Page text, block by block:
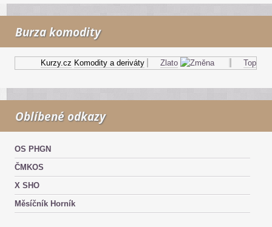
Burza komodity
Kurzy.cz Komodity a deriváty Zlato Topný olej
Oblíbené odkazy
OS PHGN
ČMKOS
X SHO
Měsíčník Horník